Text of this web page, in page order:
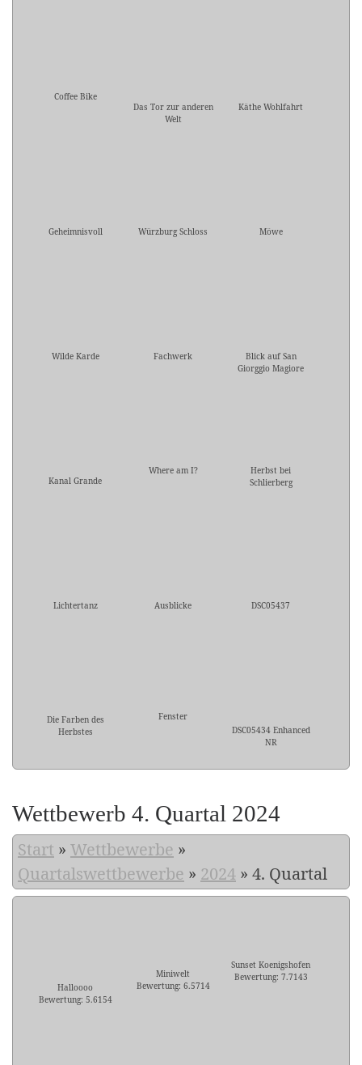
Coffee Bike
Das Tor zur anderen
Welt
Käthe Wohlfahrt
Geheimnisvoll Würzburg Schloss Möwe
Wilde Karde Fachwerk
Blick auf San
Giorggio Magiore
Kanal Grande
Where am I?
Herbst bei
Schlierberg
Lichtertanz Ausblicke DSC05437
Die Farben des
Herbstes
Fenster
DSC05434 Enhanced
NR
Wettbewerb 4. Quartal 2024
Start » Wettbewerbe »
Quartalswettbewerbe » 2024 » 4. Quartal
Halloooo
Bewertung: 5.6154
Miniwelt
Bewertung: 6.5714
Sunset Koenigshofen
Bewertung: 7.7143